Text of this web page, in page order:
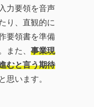
力要領を音声
り、直観的に
要領書を準備
また、 事業現
むと言う期待
思います。